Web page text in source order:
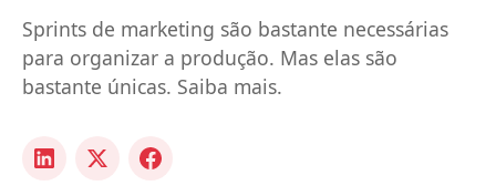
Sprints de marketing são bastante necessárias
para organizar a produção. Mas elas são
bastante únicas. Saiba mais.